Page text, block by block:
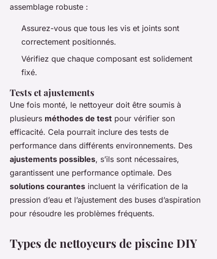
assemblage robuste :
Assurez-vous que tous les vis et joints sont
correctement positionnés.
Vérifiez que chaque composant est solidement
fixé.
Tests et ajustements
Une fois monté, le nettoyeur doit être soumis à
plusieurs méthodes de test pour vérifier son
efficacité. Cela pourrait inclure des tests de
performance dans différents environnements. Des
ajustements possibles, s’ils sont nécessaires,
garantissent une performance optimale. Des
solutions courantes incluent la vérification de la
pression d’eau et l’ajustement des buses d’aspiration
pour résoudre les problèmes fréquents.
Types de nettoyeurs de piscine DIY